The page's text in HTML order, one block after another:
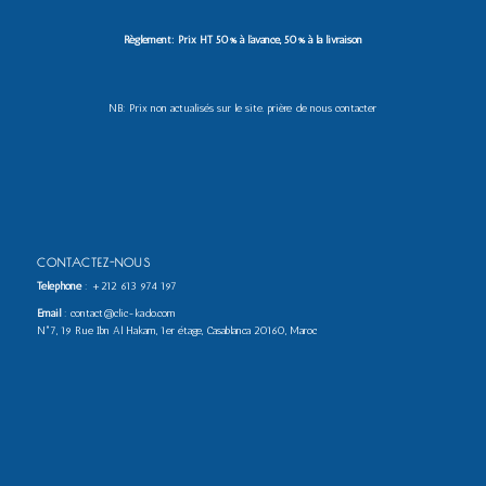
Règlement: Prix HT 50% à l’avance, 50% à la livraison
NB: Prix non actualisés sur le site. prière de nous contacter
CONTACTEZ-NOUS
Téléphone: +212 613 974 197
Email: contact@clic-kado.com
N°7, 19 Rue Ibn Al Hakam, 1er étage, Casablanca 20160, Maroc